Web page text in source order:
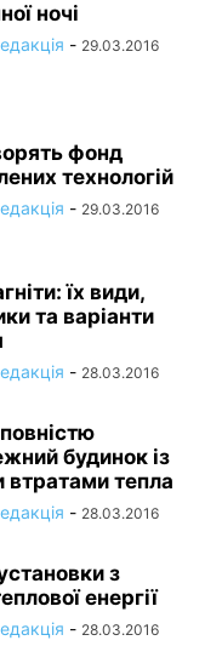
ночі
- 29.03.2016
фонд
технологій
- 29.03.2016
їх види,
та варіанти
- 28.03.2016
будинок із
втратами тепла
- 28.03.2016
з
енергії
- 28.03.2016